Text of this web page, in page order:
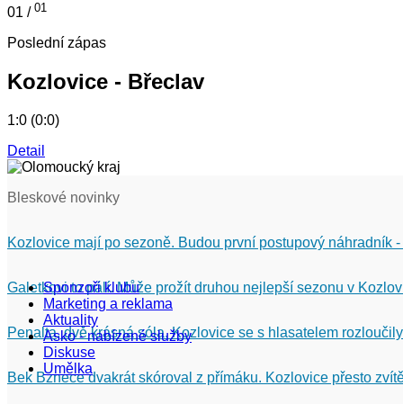
01 / 01
Poslední zápas
Kozlovice - Břeclav
1:0 (0:0)
Detail
Bleskové novinky
Kozlovice mají po sezoně. Budou první postupový náhradník
Galetkovi to pálí. Může prožít druhou nejlepší sezonu v
Penalta, dvě krásná sóla. Kozlovice se s hlasatelem
Bek Bznece dvakrát skóroval z přímáku. Kozlovice přesto
Sponzoři klubu
Marketing a reklama
Aktuality
Asko - nabízené služby
Diskuse
Umělka